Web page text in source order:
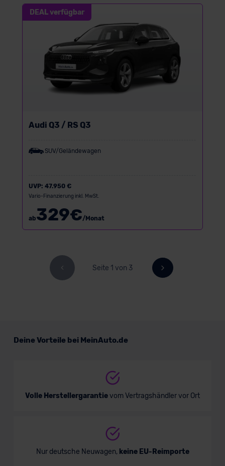
DEAL verfügbar
Audi Q3 / RS Q3
SUV/Geländewagen
UVP: 47.950 €
Vario-Finanzierung inkl. MwSt.
ab329€/Monat
Seite 1 von 3
Deine Vorteile bei MeinAuto.de
Volle Herstellergarantievom Vertragshändler vor Ort
Nur deutsche Neuwagen, keine EU-Reimporte